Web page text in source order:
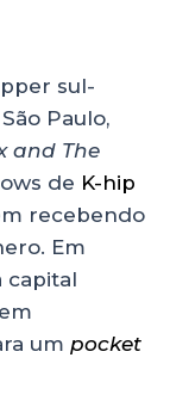
sul-
Paulo,
and The
de K-hip
recebendo
Em
capital
um pocket